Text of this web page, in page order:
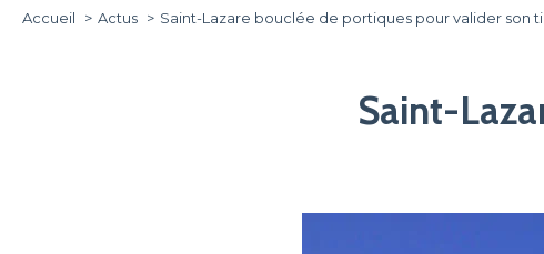
Accueil Actus Saint-Lazare bouclée de portiques pour valider son
Saint-